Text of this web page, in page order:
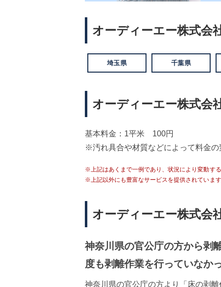
オーディーエー株式会
埼玉県 千葉県
オーディーエー株式会
基本料金：1平米 100円
※汚れ具合や材質などによって料金
※上記はあくまで一例であり、状況により変動す
※上記以外にも豊富なサービスを提供されていま
オーディーエー株式会
神奈川県の官公庁の方から剥
度も剥離作業を行っていなか
神奈川県の官公庁の方より「床の剥